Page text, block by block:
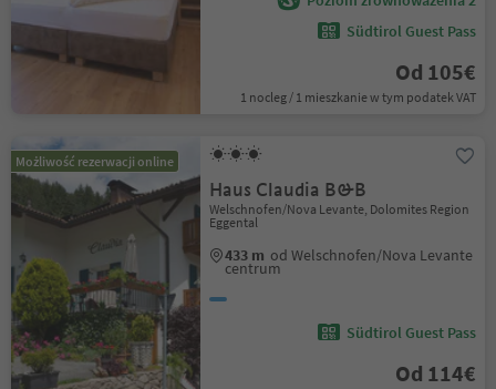
Südtirol Guest Pass
Od 105€
1 nocleg / 1 mieszkanie w tym podatek VAT
Możliwość rezerwacji online
Haus Claudia B&B
Welschnofen/Nova Levante, Dolomites Region
Eggental
433 m od Welschnofen/Nova Levante
centrum
Südtirol Guest Pass
Od 114€